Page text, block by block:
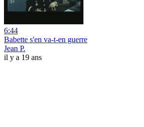
6:44
Babette s'en va-t-en guerre
Jean P.
il y a 19 ans